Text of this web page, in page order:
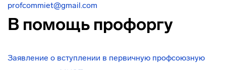
profcommiet@gmail.com
В помощь профоргу
Заявление о вступлении в первичную профсоюзную